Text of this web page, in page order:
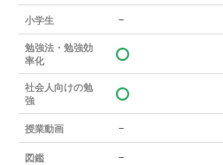
小学生 －
勉強法・勉強効
率化
社会人向けの勉
強
授業動画 －
図鑑 －